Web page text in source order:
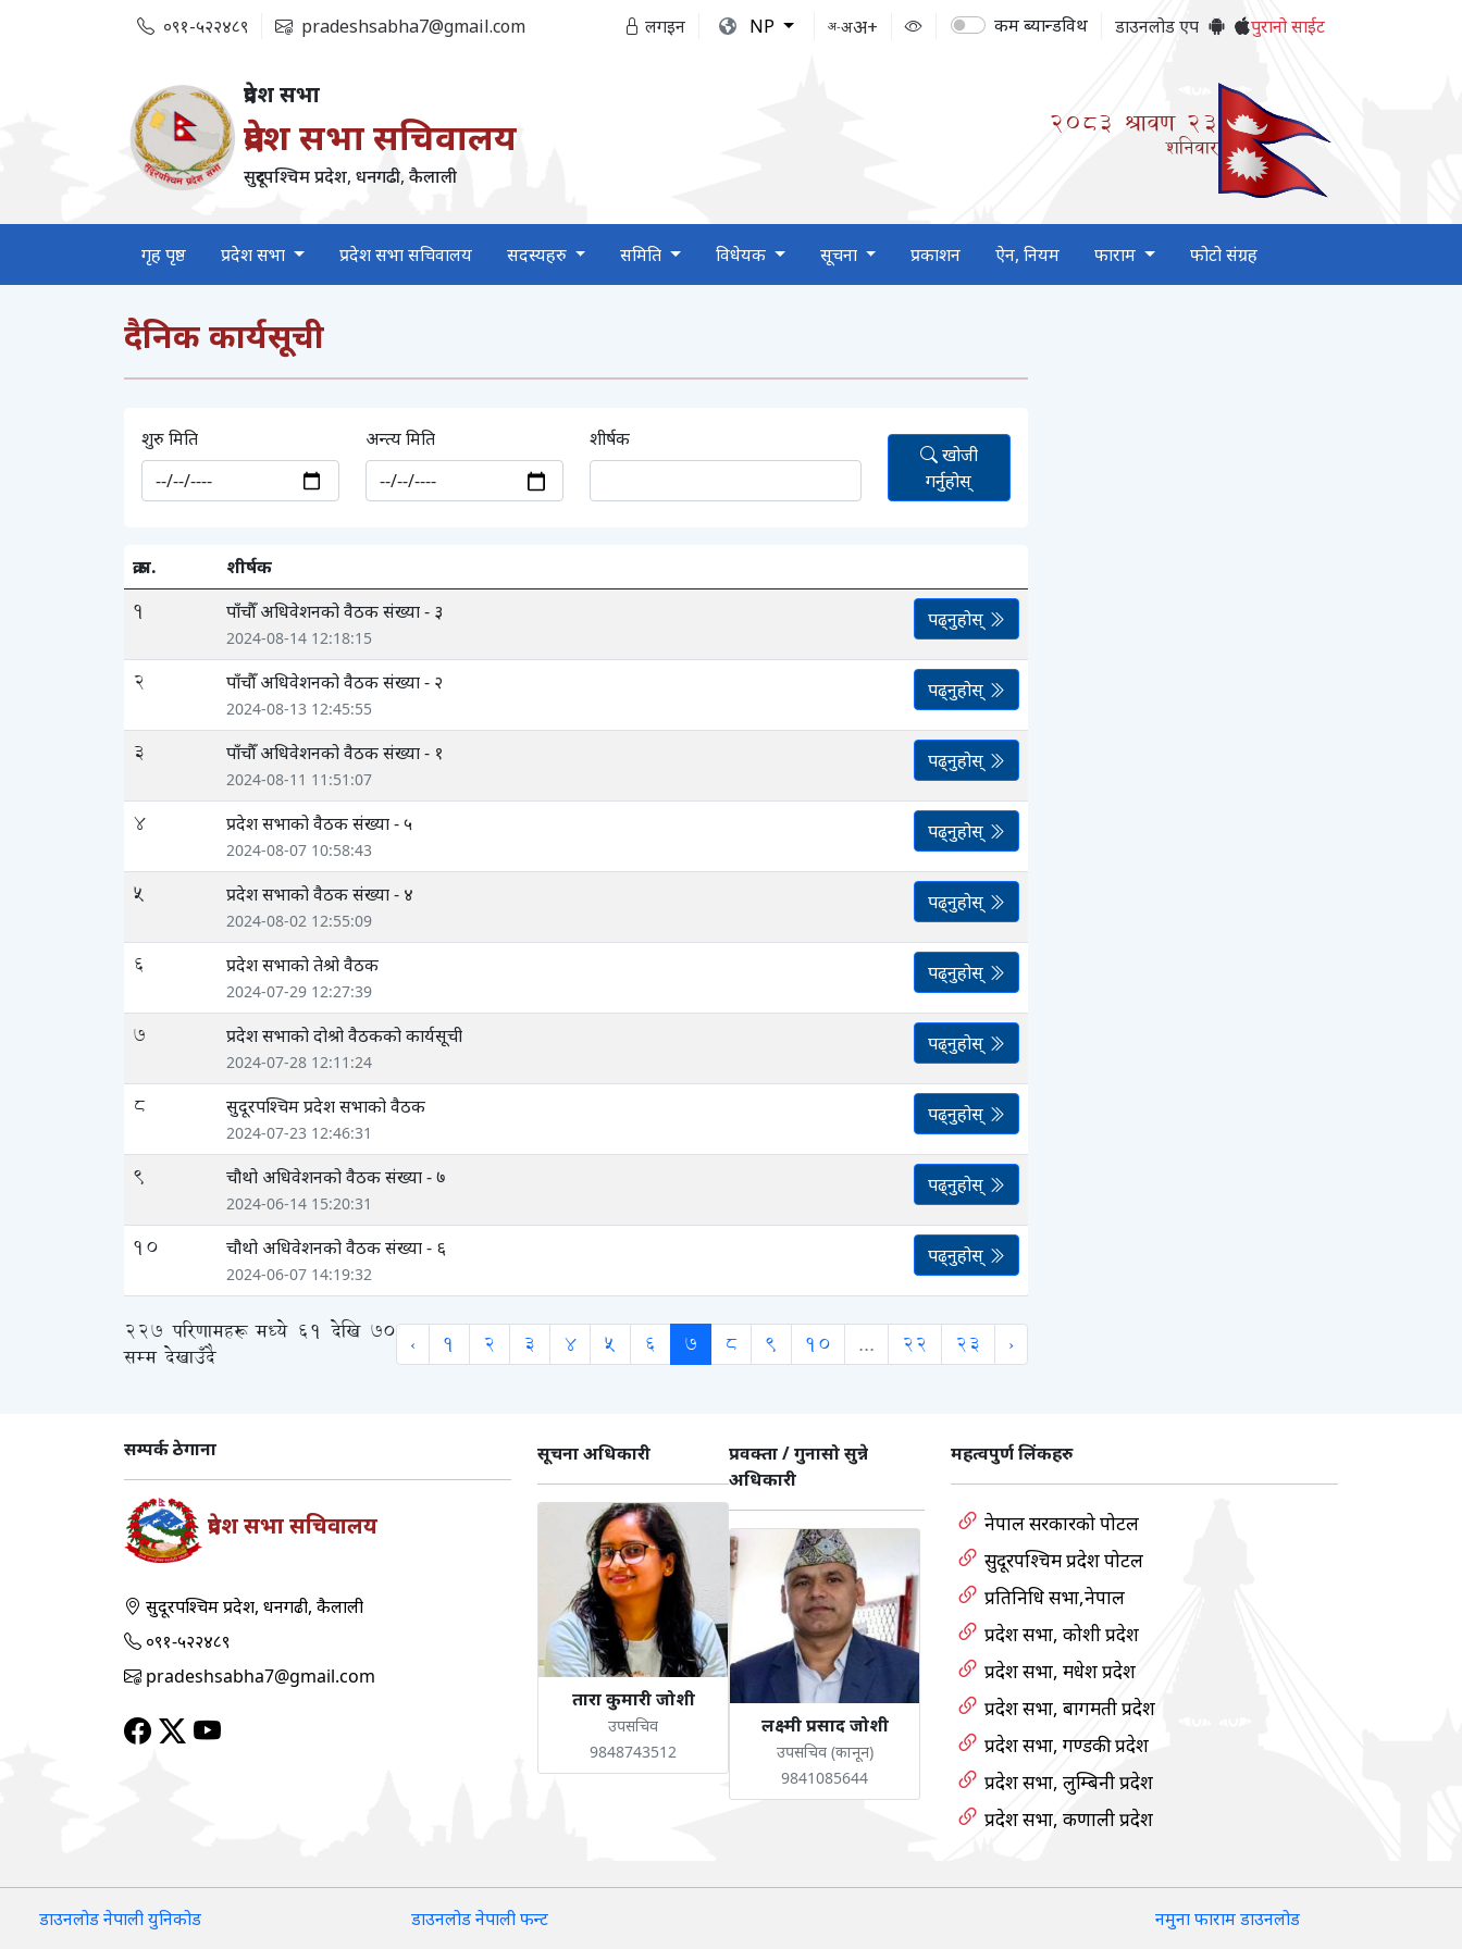
०९१-५२२४८९ pradeshsabha7@gmail.com लगइन NP अ-अअ+ कम ब्यान्डविथ डाउनलोड एप पुरानो साईट
प्रदेश सभा
प्रदेश सभा सचिवालय
सुदूरपश्‍चिम प्रदेश, धनगढी, कैलाली
2083 श्रावण 23
शनिवार
गृह पृष्ठ प्रदेश सभा प्रदेश सभा सचिवालय सदस्यहरु समिति विधेयक सूचना प्रकाशन ऐन, नियम फाराम फोटो संग्रह
दैनिक कार्यसूची
शुरु मिति अन्त्य मिति शीर्षक
गर्नुहोस्
क्र.स. शीर्षक
1 पाँचौँ अधिवेशनको वैठक संख्या - ३
2024-08-14 12:18:15
पढ्नुहोस्
2 पाँचौँ अधिवेशनको वैठक संख्या - २
2024-08-13 12:45:55
पढ्नुहोस्
3 पाँचौँ अधिवेशनको वैठक संख्या - १
2024-08-11 11:51:07
पढ्नुहोस्
4 प्रदेश सभाको वैठक संख्या - ५
2024-08-07 10:58:43
पढ्नुहोस्
5 प्रदेश सभाको वैठक संख्या - ४
2024-08-02 12:55:09
पढ्नुहोस्
6 प्रदेश सभाको तेश्रो वैठक
2024-07-29 12:27:39
पढ्नुहोस्
7 प्रदेश सभाको दोश्रो वैठकको कार्यसूची
2024-07-28 12:11:24
पढ्नुहोस्
8 सुदूरपश्‍चिम प्रदेश सभाको वैठक
2024-07-23 12:46:31
पढ्नुहोस्
9 चौथो अधिवेशनको वैठक संख्या - ७
2024-06-14 15:20:31
पढ्नुहोस्
10 चौथो अधिवेशनको वैठक संख्या - ६
2024-06-07 14:19:32
पढ्नुहोस्
227 परिणामहरू मध्ये 61 देखि 70
सम्म देखाउँदै
‹ 1 2 3 4 5 6 7 8 9 10 ... 22 23 ›
सम्पर्क ठेगाना
प्रदेश सभा सचिवालय
सुदूरपश्‍चिम प्रदेश, धनगढी, कैलाली
०९१-५२२४८९
pradeshsabha7@gmail.com
सूचना अधिकारी
तारा कुमारी जोशी
उपसचिव
9848743512
प्रवक्ता / गुनासो सुन्ने
अधिकारी
लक्ष्मी प्रसाद जोशी
उपसचिव (कानून)
9841085644
महत्वपुर्ण लिंकहरु
नेपाल सरकारको पोर्टल
सुदूरपश्चिम प्रदेश पोर्टल
प्रतिनिधि सभा,नेपाल
प्रदेश सभा, कोशी प्रदेश
प्रदेश सभा, मधेश प्रदेश
प्रदेश सभा, बागमती प्रदेश
प्रदेश सभा, गण्डकी प्रदेश
प्रदेश सभा, लुम्बिनी प्रदेश
प्रदेश सभा, कर्णाली प्रदेश
डाउनलोड नेपाली युनिकोड डाउनलोड नेपाली फन्ट नमुना फाराम डाउनलोड